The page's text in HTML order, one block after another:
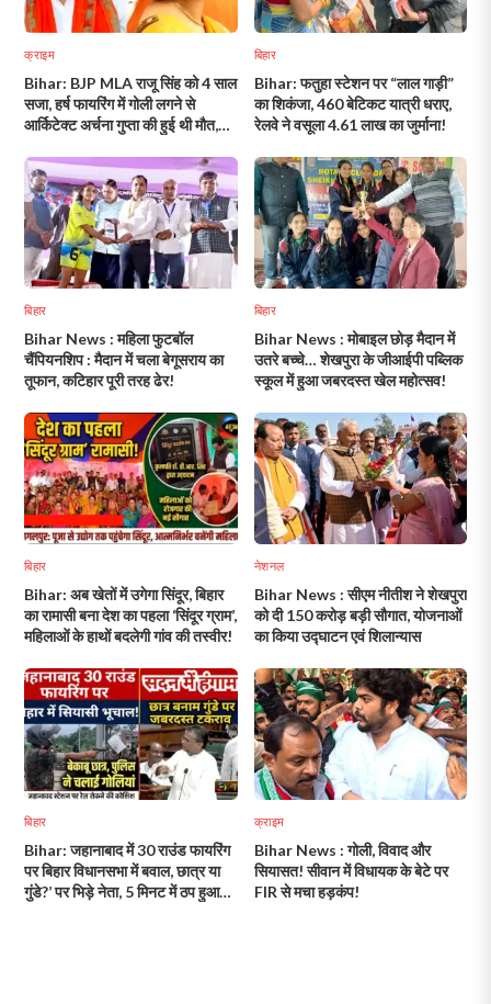
क्राइम
Bihar: BJP MLA राजू सिंह को 4 साल
सजा, हर्ष फायरिंग में गोली लगने से
आर्किटेक्ट अर्चना गुप्ता की हुई थी मौत,
बिहार
Bihar: फतुहा स्टेशन पर “लाल गाड़ी”
का शिकंजा, 460 बेटिकट यात्री धराए,
रेलवे ने वसूला 4.61 लाख का जुर्माना!
बिहार
Bihar News : महिला फुटबॉल
चैंपियनशिप : मैदान में चला बेगूसराय का
तूफान, कटिहार पूरी तरह ढेर!
बिहार
Bihar News : मोबाइल छोड़ मैदान में
उतरे बच्चे… शेखपुरा के जीआईपी पब्लिक
स्कूल में हुआ जबरदस्त खेल महोत्सव!
बिहार
Bihar: अब खेतों में उगेगा सिंदूर, बिहार
का रामासी बना देश का पहला ‘सिंदूर ग्राम’,
महिलाओं के हाथों बदलेगी गांव की तस्वीर!
नेशनल
Bihar News : सीएम नीतीश ने शेखपुरा
को दी 150 करोड़ बड़ी सौगात, योजनाओं
का किया उद्घाटन एवं शिलान्यास
बिहार
Bihar: जहानाबाद में 30 राउंड फायरिंग
पर बिहार विधानसभा में बवाल, छात्र या
गुंडे?’ पर भिड़े नेता, 5 मिनट में ठप हुआ
क्राइम
Bihar News : गोली, विवाद और
सियासत! सीवान में विधायक के बेटे पर
FIR से मचा हड़कंप!